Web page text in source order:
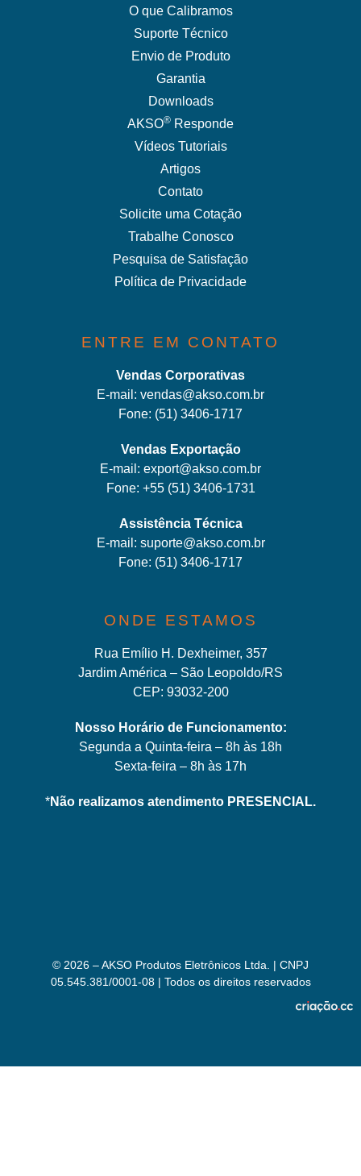
O que Calibramos
Suporte Técnico
Envio de Produto
Garantia
Downloads
AKSO® Responde
Vídeos Tutoriais
Artigos
Contato
Solicite uma Cotação
Trabalhe Conosco
Pesquisa de Satisfação
Política de Privacidade
ENTRE EM CONTATO
Vendas Corporativas
E-mail: vendas@akso.com.br
Fone: (51) 3406-1717
Vendas Exportação
E-mail: export@akso.com.br
Fone: +55 (51) 3406-1731
Assistência Técnica
E-mail: suporte@akso.com.br
Fone: (51) 3406-1717
ONDE ESTAMOS
Rua Emílio H. Dexheimer, 357
Jardim América – São Leopoldo/RS
CEP: 93032-200
Nosso Horário de Funcionamento:
Segunda a Quinta-feira – 8h às 18h
Sexta-feira – 8h às 17h
*Não realizamos atendimento PRESENCIAL.
© 2026 – AKSO Produtos Eletrônicos Ltda. | CNPJ
05.545.381/0001-08 | Todos os direitos reservados